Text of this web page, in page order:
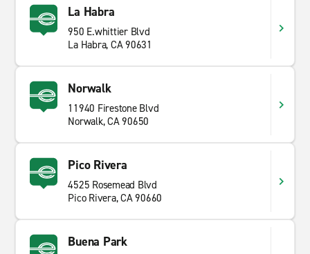
La Habra
950 E.whittier Blvd
La Habra, CA 90631
Norwalk
11940 Firestone Blvd
Norwalk, CA 90650
Pico Rivera
4525 Rosemead Blvd
Pico Rivera, CA 90660
Buena Park